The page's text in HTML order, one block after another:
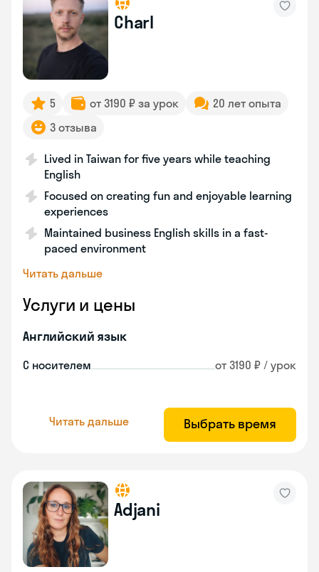
Charl
5 от 3190 ₽ за урок
20 лет опыта
3 отзыва
Lived in Taiwan for five years while teaching
English
Focused on creating fun and enjoyable learning
experiences
Maintained business English skills in a fast-
paced environment
Читать дальше
Услуги и цены
Английский язык
С носителем от 3190 ₽ / урок
Читать дальше Выбрать время
Adjani